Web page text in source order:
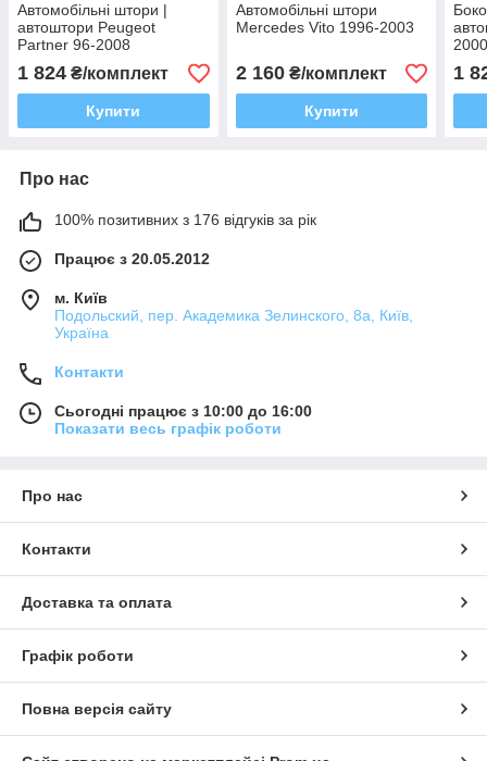
Автомобільні штори |
автоштори Peugeot
Partner 96-2008
1 824 ₴/комплект
Купити
Автомобільні штори
Mercedes Vito 1996-2003
2 160₴/комплект
Купити
1
Про нас
100% позитивних з 176 відгуків за рік
Працює з 20.05.2012
м. Київ
Подольский, пер. Академика Зелинского, 8а, Київ,
Україна
Контакти
Сьогодні працює з 10:00 до 16:00
Показати весь графік роботи
Про нас
Контакти
Доставка та оплата
Графік роботи
Повна версія сайту